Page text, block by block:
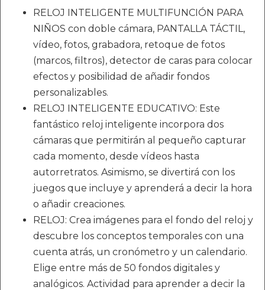
RELOJ INTELIGENTE MULTIFUNCIÓN PARA
NIÑOS con doble cámara, PANTALLA TÁCTIL,
vídeo, fotos, grabadora, retoque de fotos
(marcos, filtros), detector de caras para colocar
efectos y posibilidad de añadir fondos
personalizables.
RELOJ INTELIGENTE EDUCATIVO: Este
fantástico reloj inteligente incorpora dos
cámaras que permitirán al pequeño capturar
cada momento, desde vídeos hasta
autorretratos. Asimismo, se divertirá con los
juegos que incluye y aprenderá a decir la hora
o añadir creaciones.
RELOJ: Crea imágenes para el fondo del reloj y
descubre los conceptos temporales con una
cuenta atrás, un cronómetro y un calendario.
Elige entre más de 50 fondos digitales y
analógicos. Actividad para aprender a decir la